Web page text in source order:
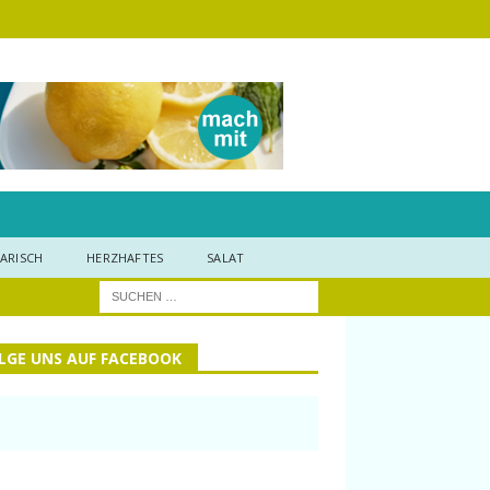
HERZHAFTES SALAT
UNS AUF FACEBOOK